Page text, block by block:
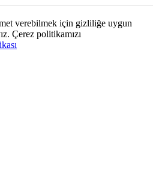
verebilmek için gizliliğe uygun
Çerez politikamızı